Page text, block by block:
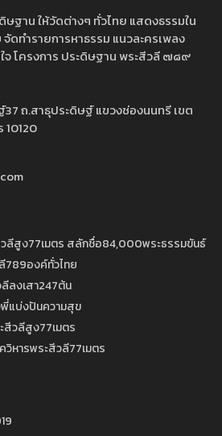
ฐาน ให้วัดต่างๆ ทั่วไทย แสดงธรรมใน
ดทำรายการหาธรรม แนวละครเพลง
จ โครงการ ประดิษฐาน พระสีวลี ๗๘๙
ถ.สาธุประดิษฐ์ แขวงช่องนนทรี เขต
10120
ลีสูง77เมตร สลักชื่อ84,000พระธรรมขันธ์
789องค์ทั่วไทย
ลงเสา247ต้น
แบ่งปันความสุข
วลีสูง77เมตร
หารพระสีวลี77เมตร